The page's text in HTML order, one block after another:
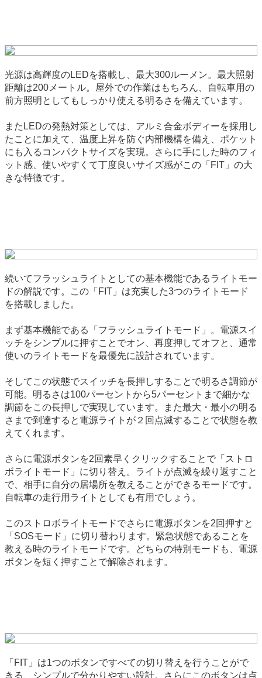
光源は高輝度のLEDを搭載し、最大300ルーメン。最大照射
距離は200メートル。屋外での作業はもちろん、自転車用の
前方照明としてもしっかり使える明るさを備えています。
またLEDの発熱対策としては、アルミ合金ボディーを採用し
たことに加えて、温度上昇を防ぐ内部機構を備え、ポケット
にも入るコンパクトサイズを実現。さらに手にした時のフィ
ット感、使いやすくて丁度良いサイズ感がこの「FIT」の大
きな特徴です。
続いてフラッシュライトとしての基本機能であるライトモー
ドの解説です。この「FIT」は充実した3つのライトモード
を搭載しました。
まず基本機能である「フラッシュライトモード」。電源スイ
ッチをシンプルに押すことでオン、再度押してオフと、通常
使いのライトモードを最優先に設計されています。
そしてこの状態でスイッチを長押しすることで明るさ調節が
可能。明るさは100パーセントから5パーセントまで細かな
調節をこの長押しで実現しています。また最大・最小の明る
さまで到達すると電源ライトが２回点滅することで状態を教
えてくれます。
さらに電源ボタンを2回素早くクリックすることで「ストロ
ボライトモード」に切り替え。ライトが点滅を繰り返すこと
で、相手に自分の居場所を教えることができるモードです。
自転車の走行用ライトとしても有用でしょう。
このストロボライトモードでさらに電源ボタンを2回押すと
「SOSモード」に切り替わります。緊急状態であることを
教える時のライトモードです。どちらの特別モードも、電源
ボタンを短く押すことで解除されます。
「FIT」は1つのボタンですべての切り替えを行うことがで
きる、シンプルで分かりやすい設計。さらにこのボタンは点